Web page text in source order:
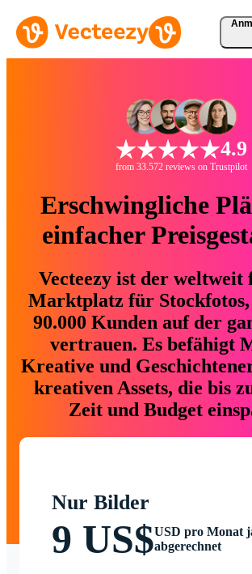
4.9
from 33.572 reviews on Trustpilot
Erschwingliche
einfacher
Vecteezy ist der weltweit
Marktplatz für
90.000 Kunden auf der
vertrauen. Es befähigt
Kreative und
kreativen Assets, die bis
Zeit und Budget
Nur Bilder
9 US$USD pro Monat
abgerechnet